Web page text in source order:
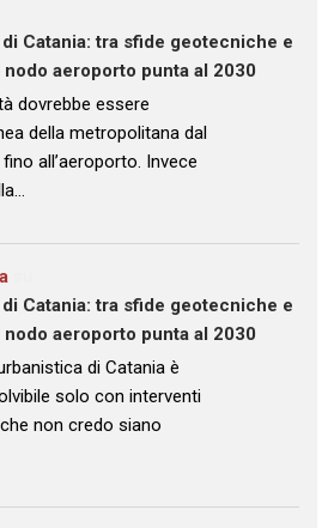
Catania: tra sfide geotecniche e
aeroporto punta al 2030
dovrebbe essere
della metropolitana dal
all’aeroporto. Invece
Catania: tra sfide geotecniche e
aeroporto punta al 2030
di Catania è
solo con interventi
non credo siano